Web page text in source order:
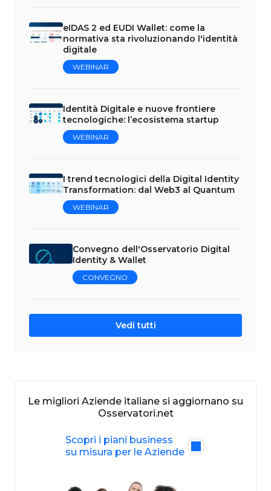
eIDAS 2 ed EUDI Wallet: come la
normativa sta rivoluzionando l'identità
digitale
WEBINAR
Identità Digitale e nuove frontiere
tecnologiche: l’ecosistema startup
WEBINAR
I trend tecnologici della Digital Identity
Transformation: dal Web3 al Quantum
WEBINAR
Convegno dell'Osservatorio Digital
Identity & Wallet
CONVEGNO
Vedi tutti
Le migliori Aziende italiane si aggiornano su
Osservatori.net
Scopri i piani business
su misura per le Aziende